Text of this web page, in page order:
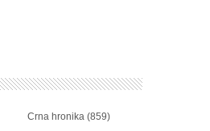
Crna hronika (859)